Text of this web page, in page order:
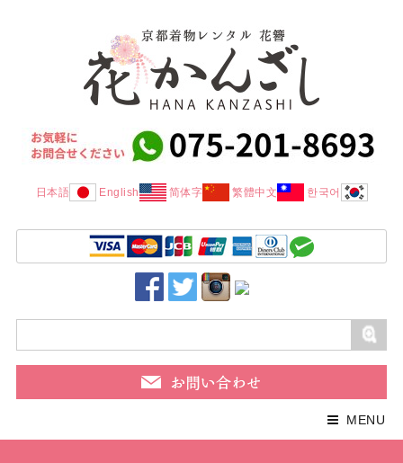
日本語 English 简体字 繁體中文 한국어
MENU